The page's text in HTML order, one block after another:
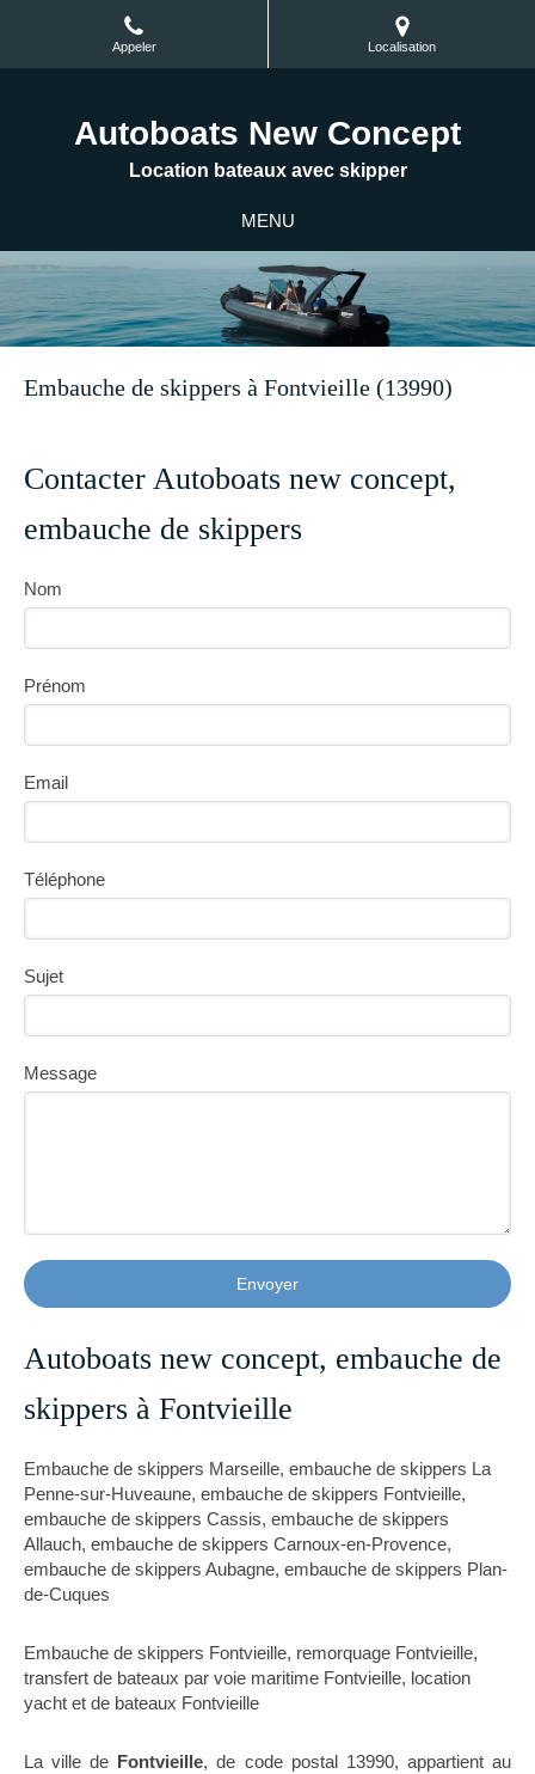
Appeler Localisation
Autoboats New Concept
Location bateaux avec skipper
MENU
Embauche de skippers à Fontvieille (13990)
Contacter Autoboats new concept,
embauche de skippers
Nom
Prénom
Email
Téléphone
Sujet
Message
Envoyer
Autoboats new concept, embauche de
skippers à Fontvieille
Embauche de skippers Marseille, embauche de skippers La
Penne-sur-Huveaune, embauche de skippers Fontvieille,
embauche de skippers Cassis, embauche de skippers
Allauch, embauche de skippers Carnoux-en-Provence,
embauche de skippers Aubagne, embauche de skippers Plan-
de-Cuques
Embauche de skippers Fontvieille, remorquage Fontvieille,
transfert de bateaux par voie maritime Fontvieille, location
yacht et de bateaux Fontvieille
La ville de Fontvieille, de code postal 13990, appartient au